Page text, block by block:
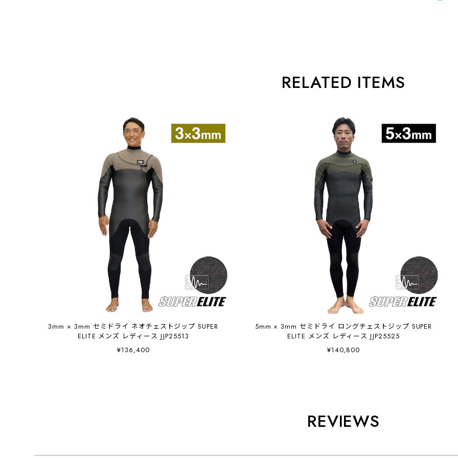
RELATED ITEMS
3mm × 3mm セミドライ ネオチェストジップ SUPER
ELITE メンズ レディース JJP25513
¥136,400
5mm × 3mm セミドライ ロングチェストジップ SUPER
ELITE メンズ レディース JJP25525
¥140,800
REVIEWS